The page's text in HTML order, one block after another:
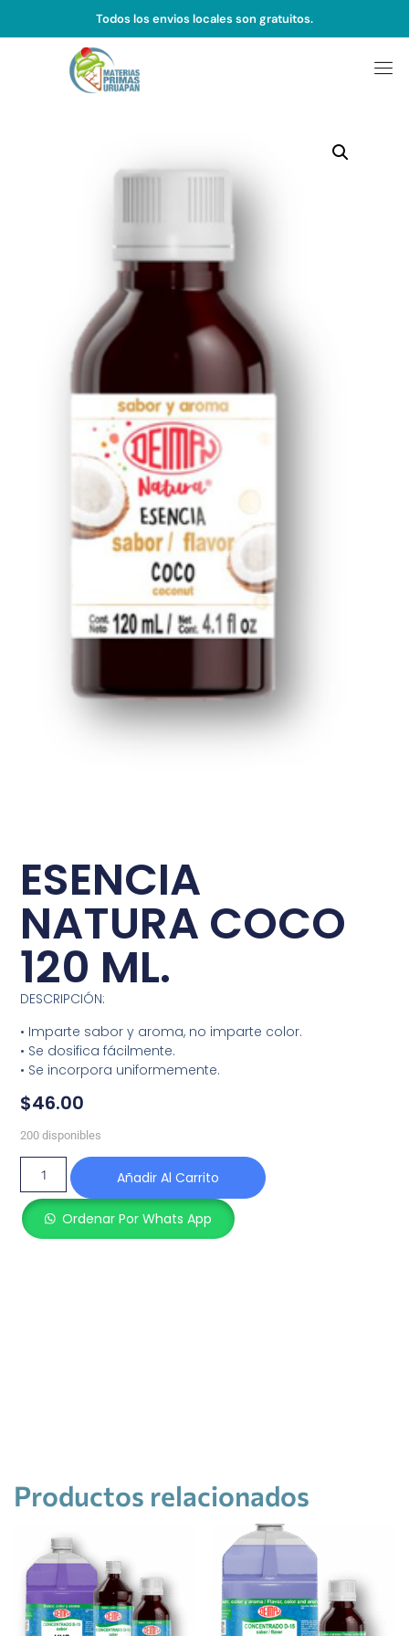
Todos los envios locales son gratuitos.
ESENCIA
NATURA COCO
120 ML.
DESCRIPCIÓN:
• Imparte sabor y aroma, no imparte color.
• Se dosifica fácilmente.
• Se incorpora uniformemente.
$46.00
200 disponibles
Añadir Al Carrito
Ordenar Por Whats App
Productos relacionados